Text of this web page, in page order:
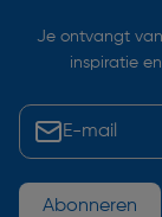
Je ontvangt
inspiratie
Abonneren